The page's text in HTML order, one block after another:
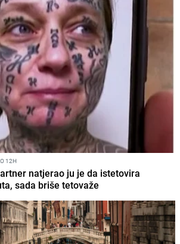
12H
natjerao ju je da istetovira
sada briše tetovaže